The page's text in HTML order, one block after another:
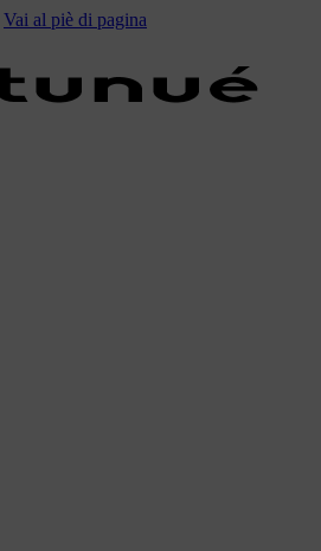
Vai al piè di pagina